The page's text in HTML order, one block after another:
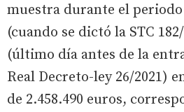
muestra durante el periodo
(cuando se dictó la STC
(último día antes de la
Real Decreto-ley 26/2021)
de 2.458.490 euros,